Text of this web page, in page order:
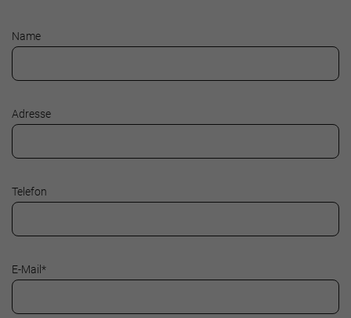
Name
Adresse
Telefon
E-Mail *